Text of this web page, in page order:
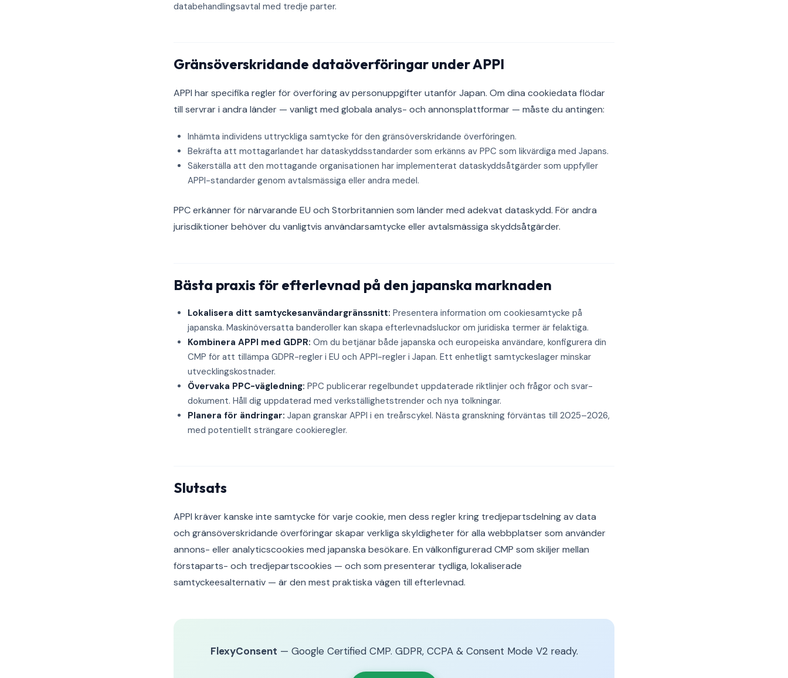
databehandlingsavtal med tredje parter.
Gränsöverskridande dataöverföringar under APPI
APPI har specifika regler för överföring av personuppgifter utanför Japan. Om dina cookiedata flödar
till servrar i andra länder — vanligt med globala analys- och annonsplattformar — måste du antingen:
Inhämta individens uttryckliga samtycke för den gränsöverskridande överföringen.
Bekräfta att mottagarlandet har dataskyddsstandarder som erkänns av PPC som likvärdiga med Japans.
Säkerställa att den mottagande organisationen har implementerat dataskyddsåtgärder som uppfyller
APPI-standarder genom avtalsmässiga eller andra medel.
PPC erkänner för närvarande EU och Storbritannien som länder med adekvat dataskydd. För andra
jurisdiktioner behöver du vanligtvis användarsamtycke eller avtalsmässiga skyddsåtgärder.
Bästa praxis för efterlevnad på den japanska marknaden
Lokalisera ditt samtyckesanvändargränssnitt: Presentera information om cookiesamtycke på
japanska. Maskinöversatta banderoller kan skapa efterlevnadsluckor om juridiska termer är felaktiga.
Kombinera APPI med GDPR: Om du betjänar både japanska och europeiska användare, konfigurera din
CMP för att tillämpa GDPR-regler i EU och APPI-regler i Japan. Ett enhetligt samtyckeslager minskar
utvecklingskostnader.
Övervaka PPC-vägledning: PPC publicerar regelbundet uppdaterade riktlinjer och frågor och svar-
dokument. Håll dig uppdaterad med verkställighetstrender och nya tolkningar.
Planera för ändringar: Japan granskar APPI i en treårscykel. Nästa granskning förväntas till 2025–2026,
med potentiellt strängare cookieregler.
Slutsats
APPI kräver kanske inte samtycke för varje cookie, men dess regler kring tredjepartsdelning av data
och gränsöverskridande överföringar skapar verkliga skyldigheter för alla webbplatser som använder
annons- eller analyticscookies med japanska besökare. En välkonfigurerad CMP som skiljer mellan
förstaparts- och tredjepartscookies — och som presenterar tydliga, lokaliserade
samtyckeesalternativ — är den mest praktiska vägen till efterlevnad.
FlexyConsent — Google Certified CMP. GDPR, CCPA & Consent Mode V2 ready.